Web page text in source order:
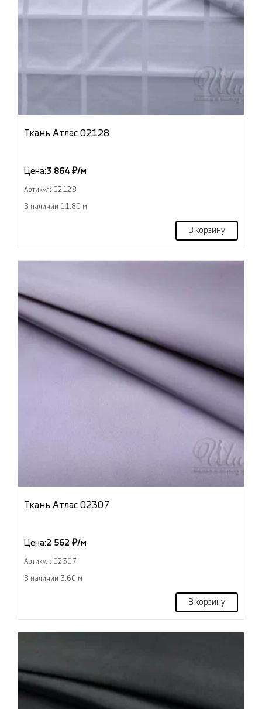
Ткань Атлас 02128
Цена:3 864 ₽/м
Артикул: 02128
В наличии 11.80 м
В корзину
Ткань Атлас 02307
Цена:2 562 ₽/м
Артикул: 02307
В наличии 3.60 м
В корзину